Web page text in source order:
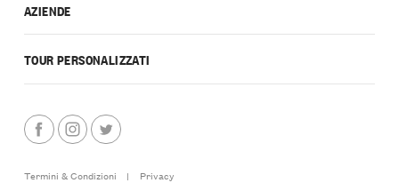
AZIENDE
TOUR PERSONALIZZATI
Termini & Condizioni |
Privacy